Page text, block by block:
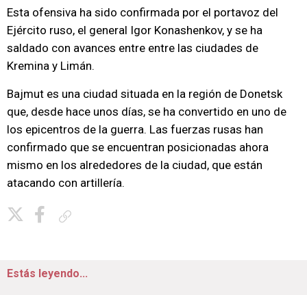
Esta ofensiva ha sido confirmada por el portavoz del
Ejército ruso, el general Igor Konashenkov, y se ha
saldado con avances entre entre las ciudades de
Kremina y Limán.
Bajmut es una ciudad situada en la región de Donetsk
que, desde hace unos días, se ha convertido en uno de
los epicentros de la guerra. Las fuerzas rusas han
confirmado que se encuentran posicionadas ahora
mismo en los alrededores de la ciudad, que están
atacando con artillería.
Estás leyendo...